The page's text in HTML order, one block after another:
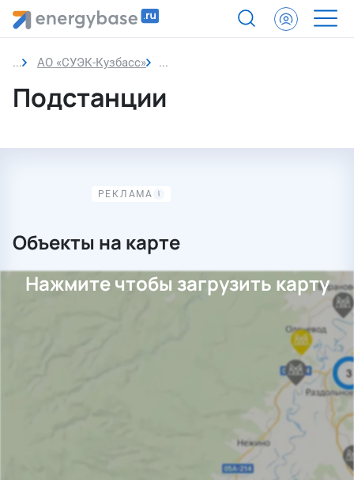
АО «СУЭК-Кузбасс» Подстанции
Подстанции
Объекты на карте
Нажмите чтобы загрузить карту